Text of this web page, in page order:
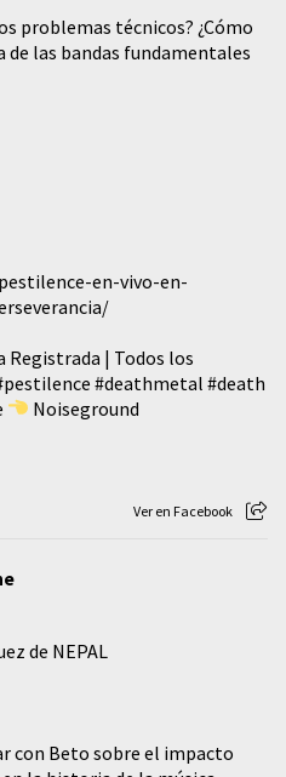
problemas técnicos? ¿Cómo
las bandas fundamentales
en-vivo-en-
Registrada | Todos los
#deathmetal #death
Noiseground
Ver en Facebook
de NEPAL
con Beto sobre el impacto